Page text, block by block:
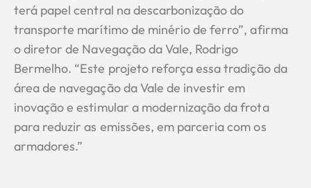
terá papel central na descarbonização do
transporte marítimo de minério de ferro”, afirma
o diretor de Navegação da Vale, Rodrigo
Bermelho. “Este projeto reforça essa tradição da
área de navegação da Vale de investir em
inovação e estimular a modernização da frota
para reduzir as emissões, em parceria com os
armadores.”